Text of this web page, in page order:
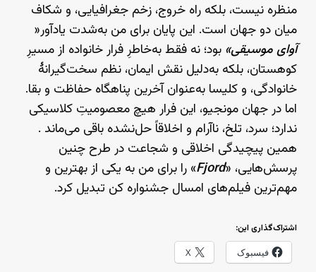
منظره نیست، بلکه راه خروج، زخم جغرافیایی، و شکاف
میان دو جهان است. این پایان برای من به‌شدت یادآور«
آوای موسیقی» بود؛ نه فقط به‌خاطرِ فرار خانواده از مسیرِ
کوهستان، بلکه به‌دلیل نقش ایمان، نظم سخت‌گیرانهٔ
خانوادگی، و کلیسا به‌عنوان آخرین پناهگاه حفاظت و بقا.
اما در جهان مونجیو، این فرار هیچ معصومیتِ کلاسیکی
ندارد؛ سرد، تلخ، ناآرام و اخلاقاً حل‌نشده باقی می‌ماند .
همین پیچیدگی اخلاقی و شجاعت در طرح چنین
پرسش‌هایی، «Fjord» را برای من به یکی از بهترین و
مهم‌ترین فیلم‌های امسال جشنواره کن تبدیل کرد.
اشتراک‌گذاری این:
فیسبوک
X